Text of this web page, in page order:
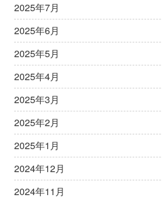
2025年7月
2025年6月
2025年5月
2025年4月
2025年3月
2025年2月
2025年1月
2024年12月
2024年11月